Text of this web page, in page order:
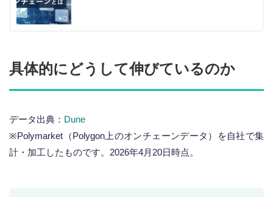
具体的にどうして伸びているのか
データ出典： Dune
※Polymarket（Polygon上のオンチェーンデータ）を自社で集
計・加工したものです。2026年4月20日時点。